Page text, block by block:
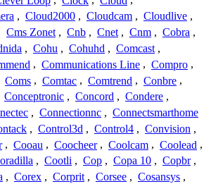
, Cloud2000 , Cloudcam , Cloudlive ,
Cms Zonet , Cnb , Cnet , Cnm , Cobra ,
, Cohu , Cohuhd , Comcast ,
, Communications Line , Compro ,
Coms , Comtac , Comtrend , Conbre ,
Conceptronic , Concord , Condere ,
, Connectionnc , Connectsmarthome
, Control3d , Control4 , Convision ,
, Cooau , Coocheer , Coolcam , Coolead ,
, Cootli , Cop , Copa 10 , Copbr ,
, Corex , Corprit , Corsee , Cosansys ,